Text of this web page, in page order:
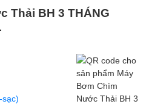
Thải BH 3 THÁNG